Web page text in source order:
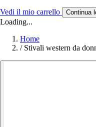
Vedi il mio carrello Continua
Loading...
Home
/ Stivali western da